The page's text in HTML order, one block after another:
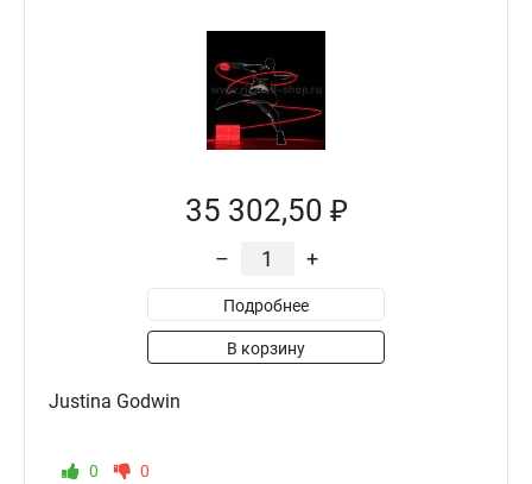
35 302,50 ₽
– +
Подробнее
В корзину
Justina Godwin
0 0